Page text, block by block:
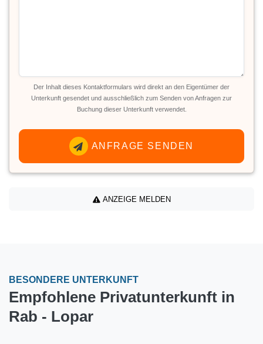
Der Inhalt dieses Kontaktformulars wird direkt an den Eigentümer der
Unterkunft gesendet und ausschließlich zum Senden von Anfragen zur
Buchung dieser Unterkunft verwendet.
ANFRAGE SENDEN
ANZEIGE MELDEN
BESONDERE UNTERKUNFT
Empfohlene Privatunterkunft in
Rab - Lopar